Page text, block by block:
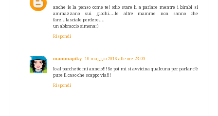
anche io la penso come te! odio stare li a parlare mentre i bimbi si
ammazzano sui giochi....le altre mamme non sanno che
fare...lasciale perdere....
un abbraccio simona:)
Rispondi
mammapiky 10 maggio 2016 alle ore 23:03
Io al parchetto mi annoio!!! Se poi mi si avvicina qualcuna per parlar c'è
pure il caso che scappo via!!!
Rispondi